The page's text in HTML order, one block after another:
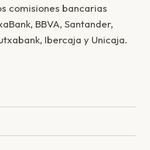
comisiones bancarias
BBVA, Santander,
Ibercaja y Unicaja.